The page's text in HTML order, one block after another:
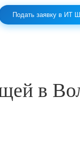
Подать заявку в ИТ
в